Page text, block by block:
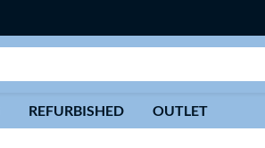
REFURBISHED OUTLET